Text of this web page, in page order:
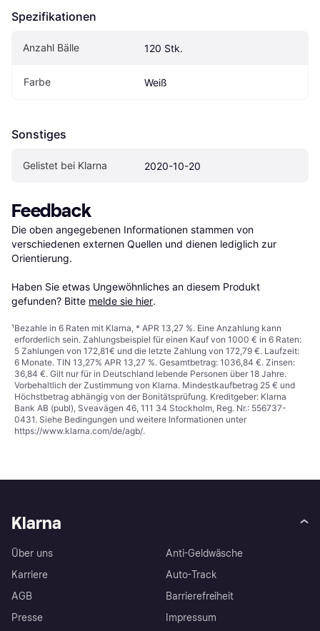
Spezifikationen
Anzahl Bälle 120 Stk.
Farbe Weiß
Sonstiges
Gelistet bei Klarna 2020-10-20
Feedback
Die oben angegebenen Informationen stammen von
verschiedenen externen Quellen und dienen lediglich zur
Orientierung.
Haben Sie etwas Ungewöhnliches an diesem Produkt
gefunden? Bitte melde sie hier.
¹Bezahle in 6 Raten mit Klarna, * APR 13,27 %. Eine Anzahlung kann
erforderlich sein. Zahlungsbeispiel für einen Kauf von 1000 € in 6 Raten:
5 Zahlungen von 172,81€ und die letzte Zahlung von 172,79 €. Laufzeit:
6 Monate. TIN 13,27% APR 13,27 %. Gesamtbetrag: 1036,84 €. Zinsen:
36,84 €. Gilt nur für in Deutschland lebende Personen über 18 Jahre.
Vorbehaltlich der Zustimmung von Klarna. Mindestkaufbetrag 25 € und
Höchstbetrag abhängig von der Bonitätsprüfung. Kreditgeber: Klarna
Bank AB (publ), Sveavägen 46, 111 34 Stockholm, Reg. Nr.: 556737-
0431. Siehe Bedingungen und weitere Informationen unter
https://www.klarna.com/de/agb/.
Klarna
Über uns
Karriere
AGB
Presse
Anti-Geldwäsche
Auto-Track
Barrierefreiheit
Impressum